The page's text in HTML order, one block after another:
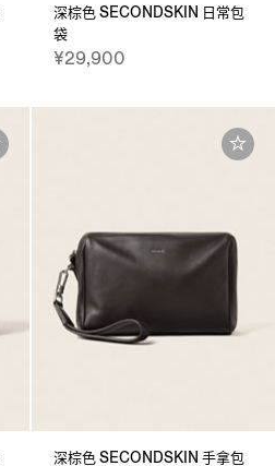
深棕色 SECONDSKIN 日常包
袋
¥29,900
深棕色 SECONDSKIN 手拿包